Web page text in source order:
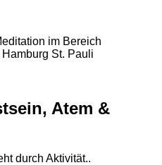
Atem &
durch Aktivität..